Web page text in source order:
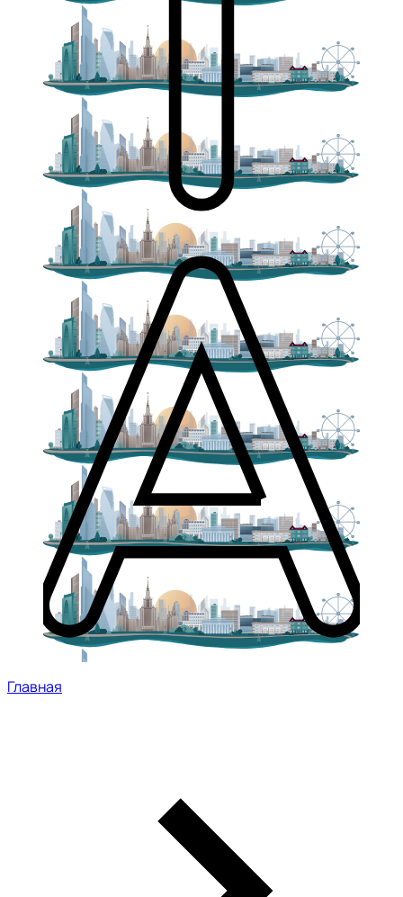
Главная